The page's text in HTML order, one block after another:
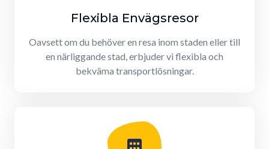
Flexibla Envägsresor
Oavsett om du behöver en resa inom staden eller till
en närliggande stad, erbjuder vi flexibla och
bekväma transportlösningar.